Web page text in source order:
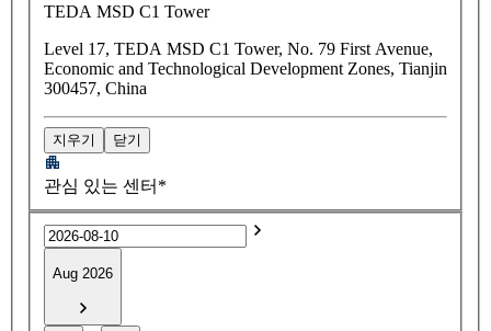
TEDA MSD C1 Tower
Level 17, TEDA MSD C1 Tower, No. 79 First Avenue,
Economic and Technological Development Zones, Tianjin
300457, China
지우기 닫기
관심 있는 센터*
Aug 2026